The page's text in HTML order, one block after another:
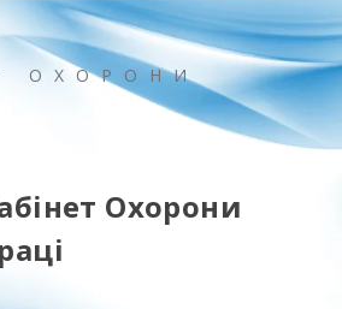
ОХОРОНИ
Охорони